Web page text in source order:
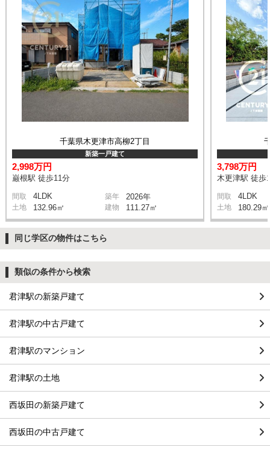
千葉県木更津市高柳2丁目
新築一戸建て
2,998万円
巌根駅 徒歩11分
間取 4LDK 築年 2026年
土地 132.96㎡ 建物 111.27㎡
3,798万円
木更津駅 徒歩
間取 4LDK
土地 180.29㎡
同じ学区の物件はこちら
類似の条件から検索
君津駅の新築戸建て
君津駅の中古戸建て
君津駅のマンション
君津駅の土地
西坂田の新築戸建て
西坂田の中古戸建て